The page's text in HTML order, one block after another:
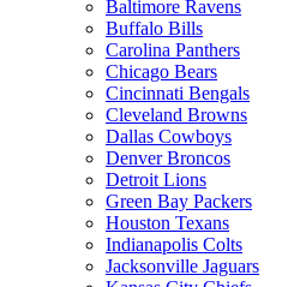
Baltimore Ravens
Buffalo Bills
Carolina Panthers
Chicago Bears
Cincinnati Bengals
Cleveland Browns
Dallas Cowboys
Denver Broncos
Detroit Lions
Green Bay Packers
Houston Texans
Indianapolis Colts
Jacksonville Jaguars